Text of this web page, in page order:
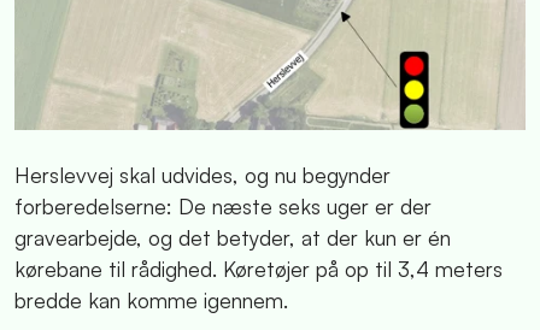
Herslevvej skal udvides, og nu begynder
forberedelserne: De næste seks uger er der
gravearbejde, og det betyder, at der kun er én
kørebane til rådighed. Køretøjer på op til 3,4 meters
bredde kan komme igennem.